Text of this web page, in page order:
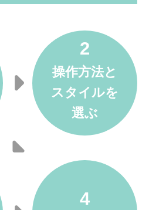
2
操作方法と
スタイルを
選ぶ
4